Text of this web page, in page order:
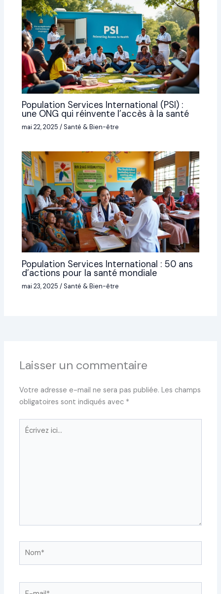
Population Services International (PSI) :
une ONG qui réinvente l’accès à la santé
mai 22, 2025/Santé & Bien-être
Population Services International : 50 ans
d’actions pour la santé mondiale
mai 23, 2025/Santé & Bien-être
Laisser un commentaire
Votre adresse e-mail ne sera pas publiée. Les champs
obligatoires sont indiqués avec *
Écrivez
ici…